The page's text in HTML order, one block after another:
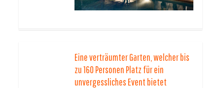
Eine verträumter Garten, welcher bis
zu 160 Personen Platz für ein
unvergessliches Event bietet